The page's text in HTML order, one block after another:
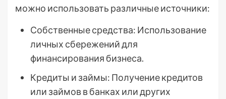
можно использовать различные источники:
Собственные средства: Использование
личных сбережений для
финансирования бизнеса.
Кредиты и займы: Получение кредитов
или займов в банках или других